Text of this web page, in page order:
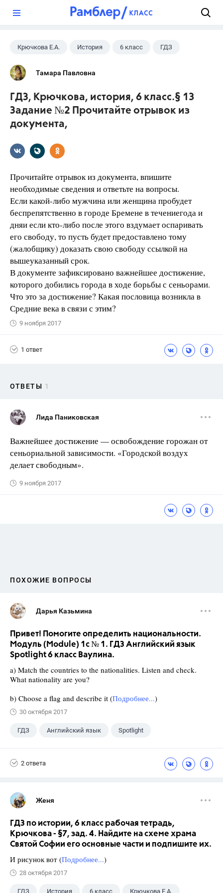
Крючкова Е.А. История 6 класс ГДЗ
Тамара Павловна
ГДЗ, Крючкова, история, 6 класс.§ 13
Задание №2 Прочитайте отрывок из
документа,
Прочитайте отрывок из документа, впишите
необходимые сведения и ответьте на вопросы.
Если какой-либо мужчина или женщина пробудет
беспрепятственно в городе Бремене в течениегода и
дняи если кто-либо после этого вздумает оспаривать
его свободу, то пусть будет предоставлено тому
(жалобщику) доказать свою свободу ссылкой на
вышеуказанный срок.
В документе зафиксировано важнейшее достижение,
которого добились города в ходе борьбы с сеньорами.
Что это за достижение? Какая пословица возникла в
Средние века в связи с этим?
9 ноября 2017
1 ответ
ОТВЕТЫ 1
Лида Паниковская
Важнейшее достижение — освобождение горожан от
сеньориальной зависимости. «Городской воздух
делает свободным».
9 ноября 2017
ПОХОЖИЕ ВОПРОСЫ
Дарья Казьмина
Привет! Помогите определить национальности.
Модуль (Module) 1c № 1. ГДЗ Английский язык
Spotlight 6 класс Ваулина.
a) Match the countries to the nationalities. Listen and check.
What nationality are you?
b) Choose a flag and describe it (Подробнее...)
30 октября 2017
ГДЗ Английский язык Spotlight
2 ответа
Женя
ГДЗ по истории, 6 класс рабочая тетрадь,
Крючкова - §7, зад. 4. Найдите на схеме храма
Святой Софии его основные части и подпишите их.
И рисунок вот (Подробнее...)
28 октября 2017
ГДЗ История 6 класс Крючкова Е.А.